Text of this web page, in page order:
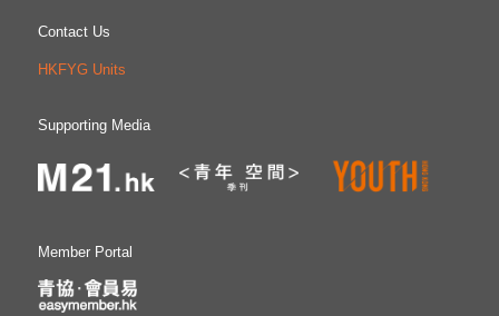
Contact Us
HKFYG Units
Supporting Media
Member Portal